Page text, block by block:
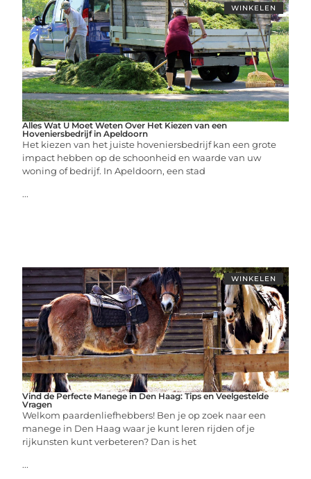
WINKELEN
Alles Wat U Moet Weten Over Het Kiezen van een
Hoveniersbedrijf in Apeldoorn
Het kiezen van het juiste hoveniersbedrijf kan een grote
impact hebben op de schoonheid en waarde van uw
woning of bedrijf. In Apeldoorn, een stad
...
WINKELEN
Vind de Perfecte Manege in Den Haag: Tips en Veelgestelde
Vragen
Welkom paardenliefhebbers! Ben je op zoek naar een
manege in Den Haag waar je kunt leren rijden of je
rijkunsten kunt verbeteren? Dan is het
...